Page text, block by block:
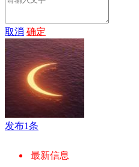
取消 确定
发布1条
最新信息